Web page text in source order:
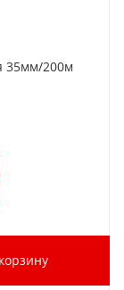
35мм/200м